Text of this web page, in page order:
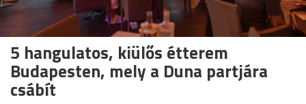
5 hangulatos, kiülős étterem
Budapesten, mely a Duna partjára
csábít